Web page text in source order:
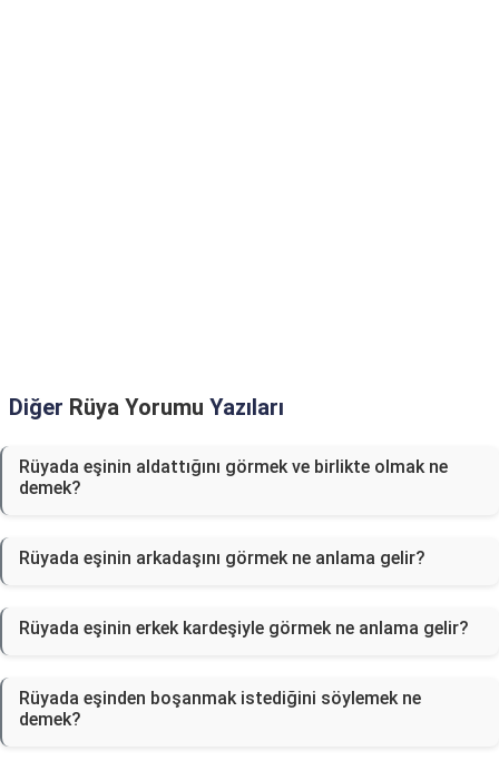
Diğer Rüya Yorumu Yazıları
Rüyada eşinin aldattığını görmek ve birlikte olmak ne
demek?
Rüyada eşinin arkadaşını görmek ne anlama gelir?
Rüyada eşinin erkek kardeşiyle görmek ne anlama gelir?
Rüyada eşinden boşanmak istediğini söylemek ne
demek?